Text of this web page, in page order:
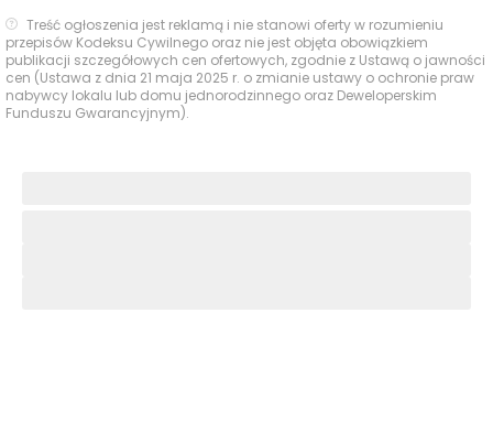
Treść ogłoszenia jest reklamą i nie stanowi oferty w rozumieniu
przepisów Kodeksu Cywilnego oraz nie jest objęta obowiązkiem
publikacji szczegółowych cen ofertowych, zgodnie z Ustawą o jawności
cen (Ustawa z dnia 21 maja 2025 r. o zmianie ustawy o ochronie praw
nabywcy lokalu lub domu jednorodzinnego oraz Deweloperskim
Funduszu Gwarancyjnym).